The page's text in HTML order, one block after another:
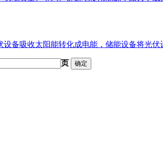
备吸收太阳能转化成电能，储能设备将光伏
页